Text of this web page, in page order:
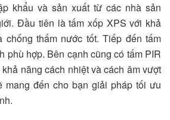
khẩu và sản xuất từ các nhà sản
Đầu tiên là tấm xốp XPS với khả
chống thấm nước tốt. Tiếp đến tấm
phù hợp. Bên cạnh cũng có tấm PIR
năng cách nhiệt và cách âm vượt
mang đến cho bạn giải pháp tối ưu